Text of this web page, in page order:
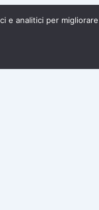
Iscriviti
e analitici per